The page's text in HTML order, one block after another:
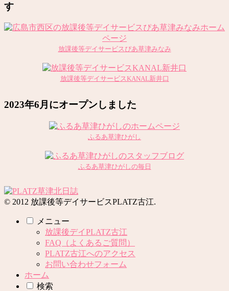
す
放課後等デイサービスぴあ草津みなみ
放課後等デイサービスKANAL新井口
2023年6月にオープンしました
ふるあ草津ひがし
ふるあ草津ひがしの毎日
© 2012 放課後等デイサービスPLATZ古江.
メニュー
放課後デイPLATZ古江
FAQ（よくあるご質問）
PLATZ古江へのアクセス
お問い合わせフォーム
ホーム
検索